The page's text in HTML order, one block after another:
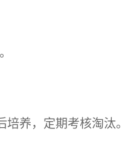
资格证。
养，定期考核淘汰。